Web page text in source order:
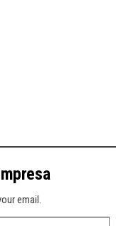
email.